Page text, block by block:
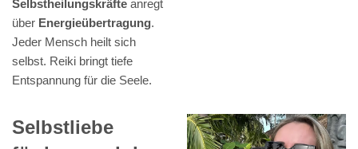
Selbstheilungskräfte anregt
über Energieübertragung.
Jeder Mensch heilt sich
selbst. Reiki bringt tiefe
Entspannung für die Seele.
Selbstliebe